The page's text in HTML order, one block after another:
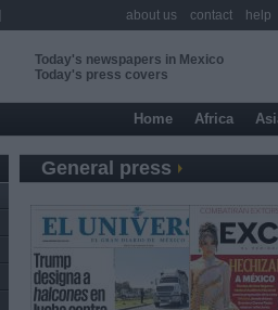
Today's newspapers in Mexico
Today's press covers
Home Africa
General press
about us contact help